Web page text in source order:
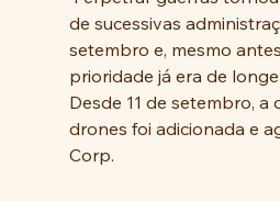
de sucessivas
setembro e, mesmo
prioridade já era de
Desde 11 de setembro, a
drones foi adicionada e
Corp.